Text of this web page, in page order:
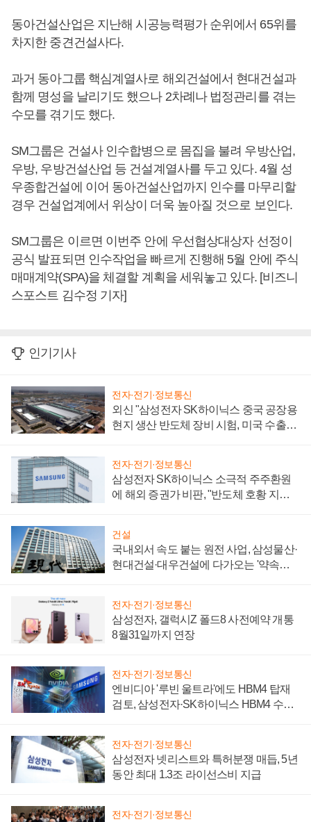
동아건설산업은 지난해 시공능력평가 순위에서 65위를
차지한 중견건설사다.
과거 동아그룹 핵심계열사로 해외건설에서 현대건설과
함께 명성을 날리기도 했으나 2차례나 법정관리를 겪는
수모를 겪기도 했다.
SM그룹은 건설사 인수합병으로 몸집을 불려 우방산업,
우방, 우방건설산업 등 건설계열사를 두고 있다. 4월 성
우종합건설에 이어 동아건설산업까지 인수를 마무리할
경우 건설업계에서 위상이 더욱 높아질 것으로 보인다.
SM그룹은 이르면 이번주 안에 우선협상대상자 선정이
공식 발표되면 인수작업을 빠르게 진행해 5월 안에 주식
매매계약(SPA)을 체결할 계획을 세워놓고 있다. [비즈니
스포스트 김수정 기자]
인기기사
전자·전기·정보통신
외신 "삼성전자 SK하이닉스 중국 공장용
현지 생산 반도체 장비 시험, 미국 수출통
전자·전기·정보통신
삼성전자 SK하이닉스 소극적 주주환원
에 해외 증권가 비판, "반도체 호황 지속
건설
국내외서 속도 붙는 원전 사업, 삼성물산·
현대건설·대우건설에 다가오는 '약속의
전자·전기·정보통신
삼성전자, 갤럭시Z 폴드8 사전예약 개통
8월31일까지 연장
전자·전기·정보통신
엔비디아 '루빈 울트라'에도 HBM4 탑재
검토, 삼성전자·SK하이닉스 HBM4 수율
전자·전기·정보통신
삼성전자 넷리스트와 특허분쟁 매듭, 5년
동안 최대 1.3조 라이선스비 지급
전자·전기·정보통신